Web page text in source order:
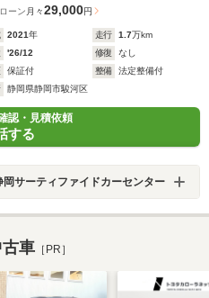
ーン 月々29,000円
2021年 走行 1.7万km
'26/12 修復
なし
保証付 整備
法定整備付
静岡県静岡市駿河区
認・見積依頼
する
サーティファイドカーセンター
車 ［PR］